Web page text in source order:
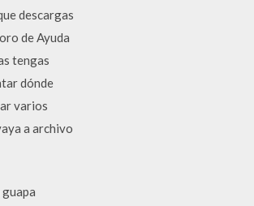
descargas
de Ayuda
tengas
dónde
varios
a archivo